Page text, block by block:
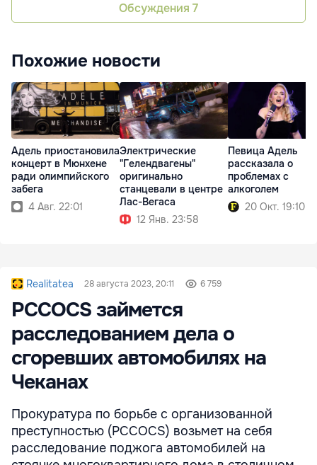
Обсуждения 7
Похожие новости
Адель приостановила
концерт в Мюнхене
ради олимпийского
забега
4 Авг. 22:01
Электрические
"Гелендвагены"
оригинально
станцевали в центре
Лас-Вегаса
12 Янв. 23:58
Певица Адель
рассказала о
проблемах с
алкоголем
20 Окт. 19:10
Realitatea 28 августа 2023, 20:11 6 759
PCCOCS займется
расследованием дела о
сгоревших автомобилях на
Чеканах
Прокуратура по борьбе с организованной
преступностью (PCCOCS) возьмет на себя
расследование поджога автомобилей на